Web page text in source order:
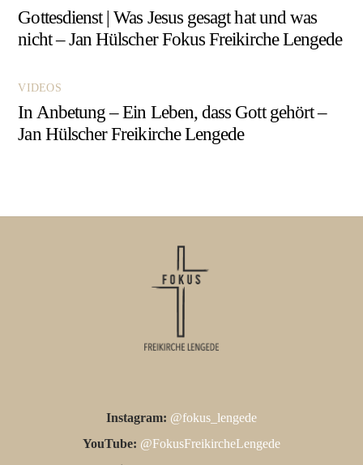
Gottesdienst | Was Jesus gesagt hat und was
nicht – Jan Hülscher Fokus Freikirche Lengede
VIDEOS
In Anbetung – Ein Leben, dass Gott gehört –
Jan Hülscher Freikirche Lengede
Instagram: @fokus_lengede
YouTube: @FokusFreikircheLengede